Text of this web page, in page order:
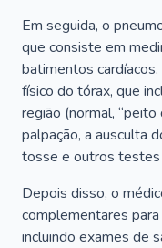
Em seguida, o
que consiste em
batimentos
físico do tórax, que
região (normal, “peito
palpação, a ausculta
tosse e outros
Depois disso, o
complementares
incluindo exames de